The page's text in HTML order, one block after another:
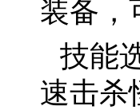
装备，
技能
速击杀